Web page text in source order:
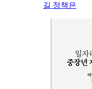
길 정책은